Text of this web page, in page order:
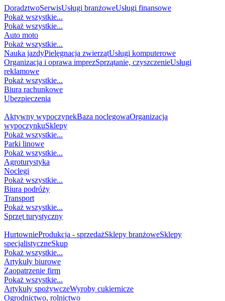
DoradztwoSerwisUsługi branżoweUsługi finansowe
Pokaż wszystkie...
Pokaż wszystkie...
Auto moto
Pokaż wszystkie...
Nauka jazdyPielęgnacja zwierzątUsługi komputerowe
Organizacja i oprawa imprezSprzątanie, czyszczenieUsługi
reklamowe
Pokaż wszystkie...
Biura rachunkowe
Ubezpieczenia
Aktywny wypoczynekBaza noclegowaOrganizacja
wypoczynkuSklepy
Pokaż wszystkie...
Parki linowe
Pokaż wszystkie...
Agroturystyka
Noclegi
Pokaż wszystkie...
Biura podróży
Transport
Pokaż wszystkie...
Sprzęt turystyczny
HurtownieProdukcja - sprzedażSklepy branżoweSklepy
specjalistyczneSkup
Pokaż wszystkie...
Artykuły biurowe
Zaopatrzenie firm
Pokaż wszystkie...
Artykuły spożywczeWyroby cukiernicze
Ogrodnictwo, rolnictwo